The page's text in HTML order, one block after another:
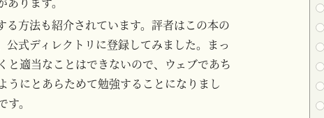
ります。
る方法も紹介されています。評者はこの本の
式ディレクトリに登録してみました。まっ
適当なことはできないので、ウェブであち
うにとあらためて勉強することになりまし
。